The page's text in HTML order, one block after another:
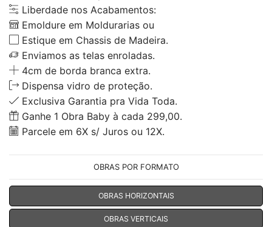
Liberdade nos Acabamentos:
Emoldure em Moldurarias ou
Estique em Chassis de Madeira.
Enviamos as telas enroladas.
4cm de borda branca extra.
Dispensa vidro de proteção.
Exclusiva Garantia pra Vida Toda.
Ganhe 1 Obra Baby à cada 299,00.
Parcele em 6X s/ Juros ou 12X.
OBRAS POR FORMATO
OBRAS HORIZONTAIS
OBRAS VERTICAIS